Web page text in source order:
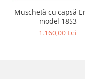
Muschetă cu capsă
model 1853
1.160,00 Lei